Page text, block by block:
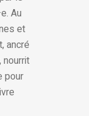
Au
et
ancré
nourrit
pour